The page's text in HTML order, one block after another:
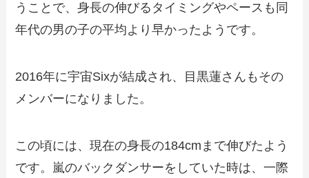
うことで、身長の伸びるタイミングやペースも同
年代の男の子の平均より早かったようです。
2016年に宇宙Sixが結成され、目黒蓮さんもその
メンバーになりました。
この頃には、現在の身長の184cmまで伸びたよう
です。嵐のバックダンサーをしていた時は、一際